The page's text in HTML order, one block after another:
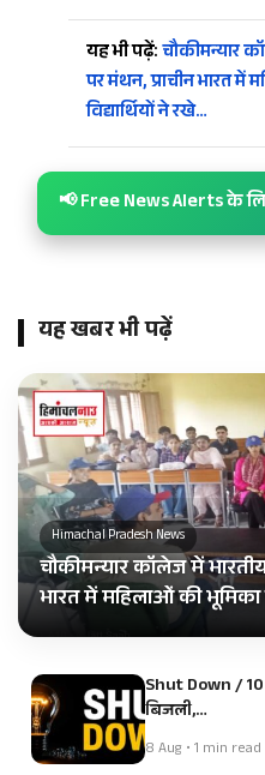
यह भी पढ़ें:चौकीमन्यार
पर मंथन, प्राचीन भारत में
विद्यार्थियों ने रखे…
📢 Free News Alerts के
यह खबर भी पढ़ें
Himachal Pradesh News
चौकीमन्यार कॉलेज में भारतीय
भारत में महिलाओं की भूमिका
Shut Down /
बिजली,…
8 Aug • 1 min read